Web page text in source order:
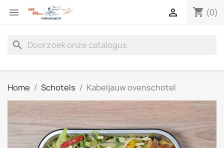
 shopping_cart (0)

search
Home Schotels Kabeljauw ovenschotel